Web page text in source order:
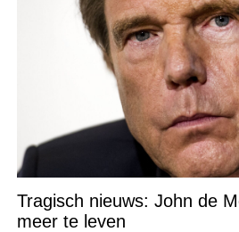
Tragisch nieuws: John de
meer te leven